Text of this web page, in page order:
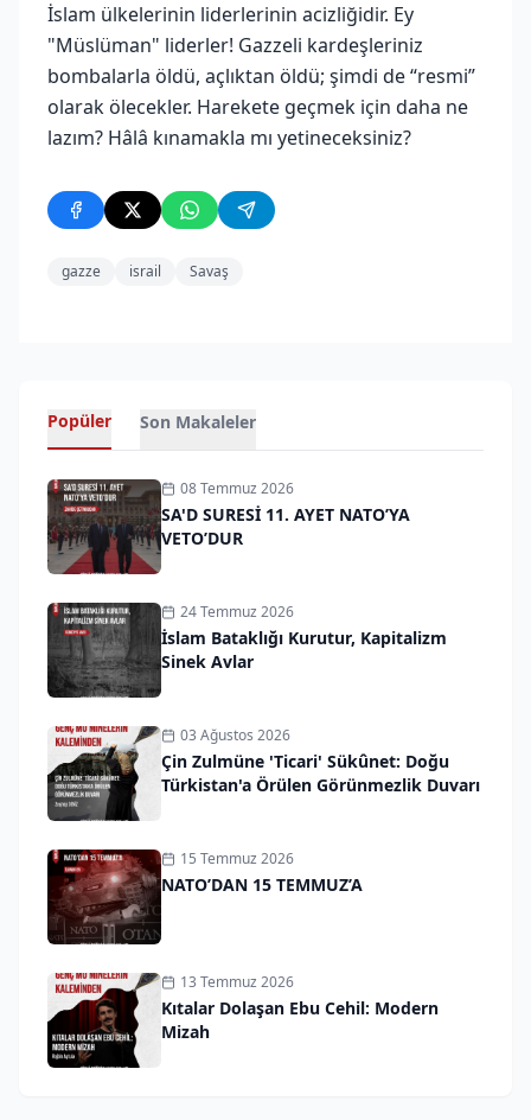
İslam ülkelerinin liderlerinin acizliğidir. Ey
"Müslüman" liderler! Gazzeli kardeşleriniz
bombalarla öldü, açlıktan öldü; şimdi de “resmi”
olarak ölecekler. Harekete geçmek için daha ne
lazım? Hâlâ kınamakla mı yetineceksiniz?
gazze israil Savaş
Popüler Son Makaleler
08 Temmuz 2026
SA'D SURESİ 11. AYET NATO’YA
VETO’DUR
24 Temmuz 2026
İslam Bataklığı Kurutur, Kapitalizm
Sinek Avlar
03 Ağustos 2026
Çin Zulmüne 'Ticari' Sükûnet: Doğu
Türkistan'a Örülen Görünmezlik Duvarı
15 Temmuz 2026
NATO’DAN 15 TEMMUZ’A
13 Temmuz 2026
Kıtalar Dolaşan Ebu Cehil: Modern
Mizah